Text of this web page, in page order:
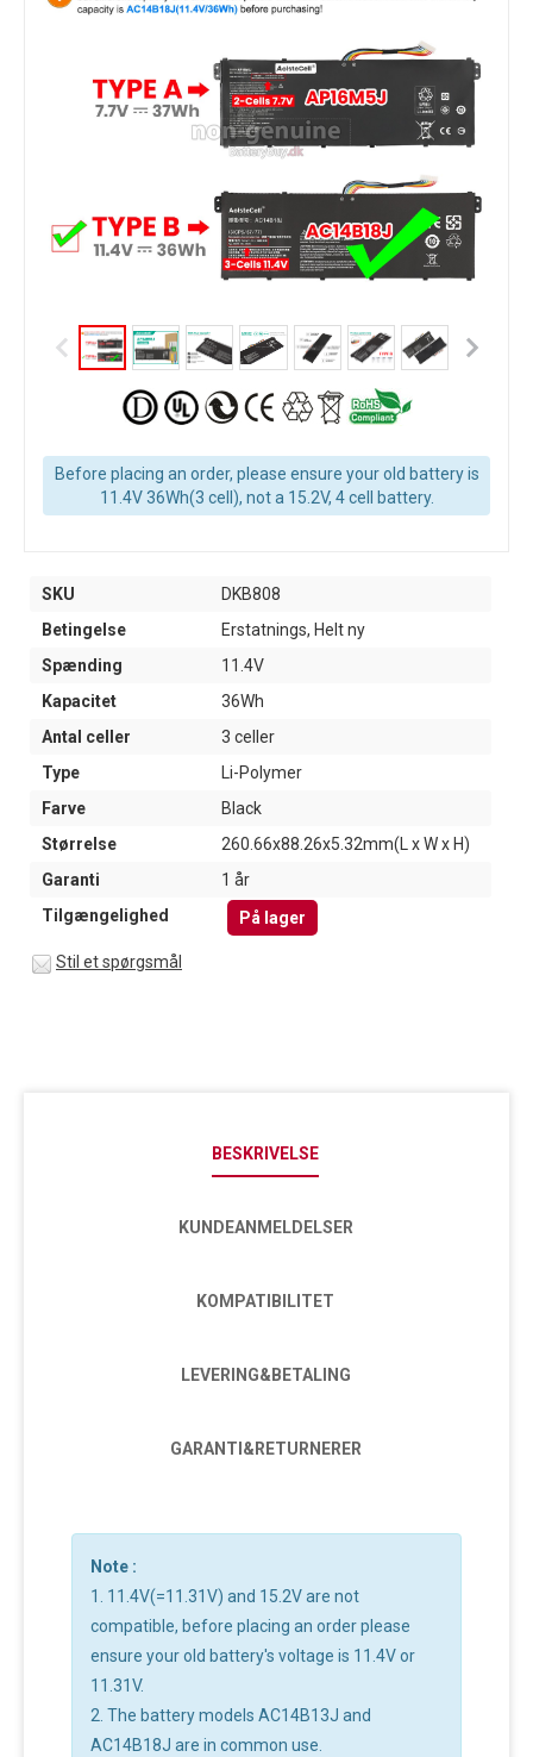
Before placing an order, please ensure your old battery is
11.4V 36Wh(3 cell), not a 15.2V, 4 cell battery.
SKU
DKB808
Betingelse
Erstatnings, Helt ny
Spænding
11.4V
Kapacitet
36Wh
Antal celler
3 celler
Type
Li-Polymer
Farve
Black
Størrelse
260.66x88.26x5.32mm(L x W x H)
Garanti
1 år
Tilgængelighed
På lager
Stil et spørgsmål
BESKRIVELSE
KUNDEANMELDELSER
KOMPATIBILITET
LEVERING&BETALING
GARANTI&RETURNERER
Note :
1. 11.4V(=11.31V) and 15.2V are not
compatible, before placing an order please
ensure your old battery's voltage is 11.4V or
11.31V.
2. The battery models AC14B13J and
AC14B18J are in common use.